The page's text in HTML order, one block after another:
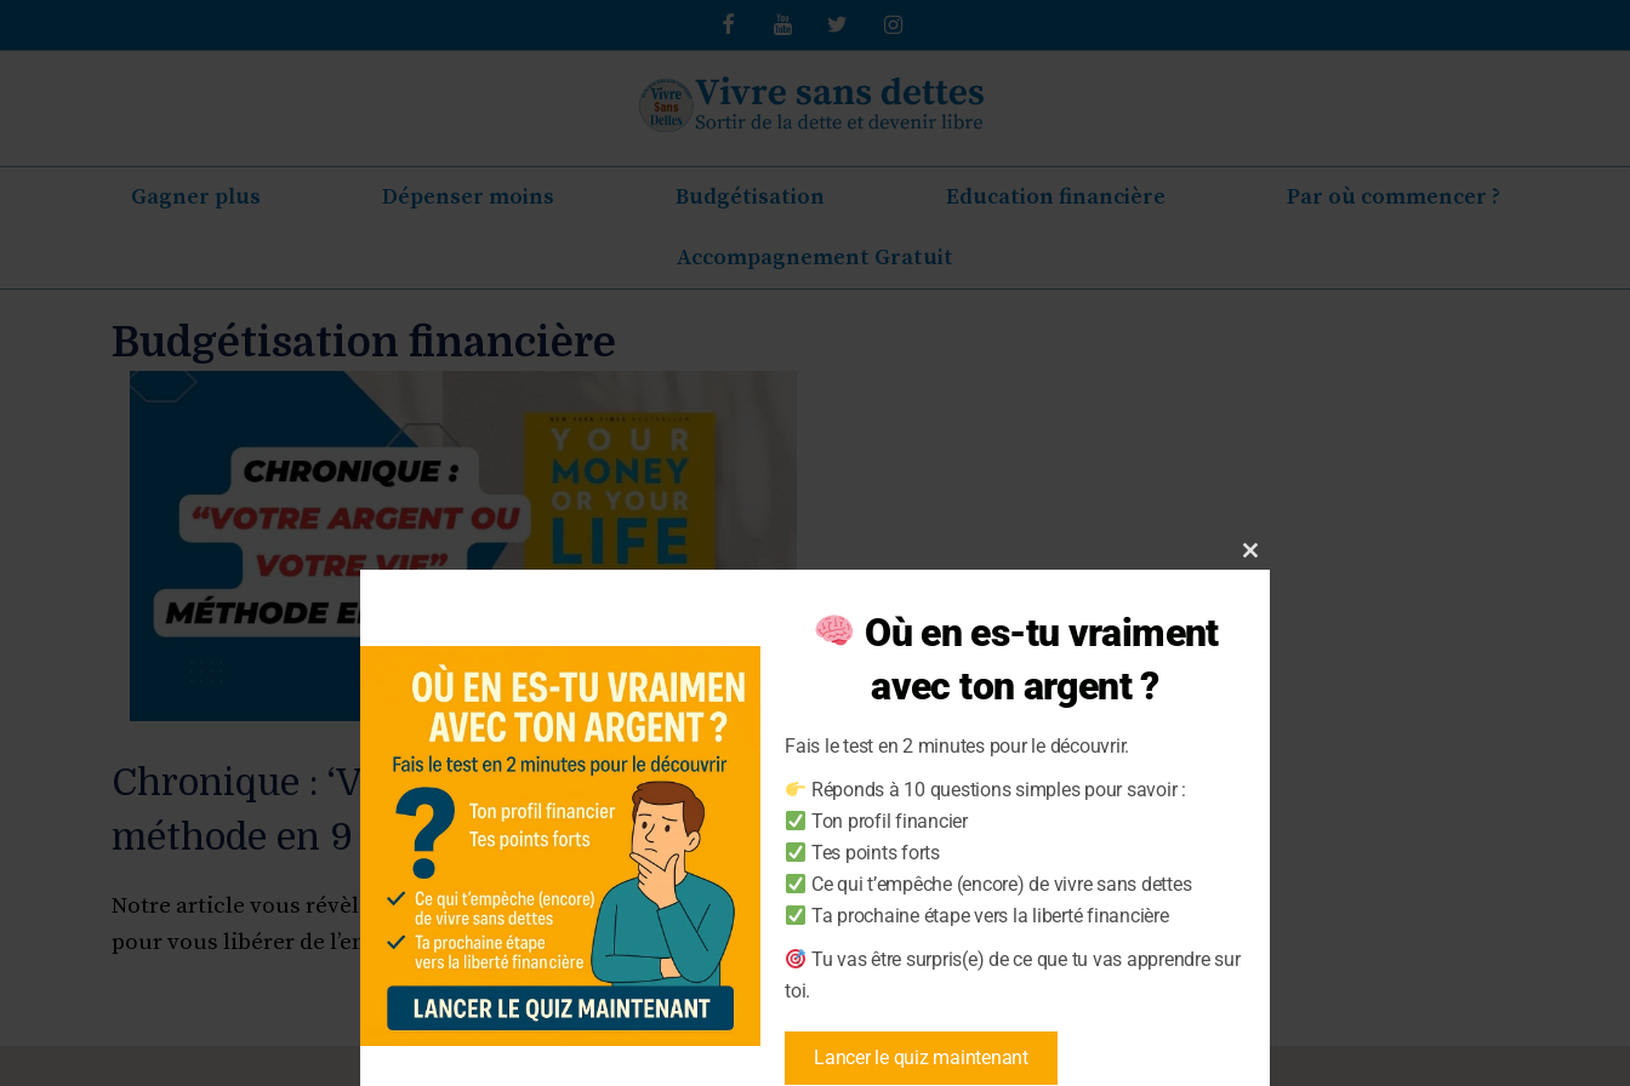
au
Gagner plus Dépenser moins Budgétisation Education financière Par où commencer ?
Accompagnement Gratuit
Budgétisation financière
Chronique : ‘Votre argent ou votre vie’ –
méthode en 9 étapes
Notre article vous révèle la méthode ‘Votre argent ou votre vie’
pour vous libérer de l’endettement.
Close
Où en es-tu vraiment
avec ton argent ?
Fais le test en 2 minutes pour le découvrir.
Réponds à 10 questions simples pour savoir :
Ton profil financier
Tes points forts
Ce qui t’empêche (encore) de vivre sans dettes
Ta prochaine étape vers la liberté financière
Tu vas être surpris(e) de ce que tu vas apprendre sur
toi.
Lancer le quiz maintenant